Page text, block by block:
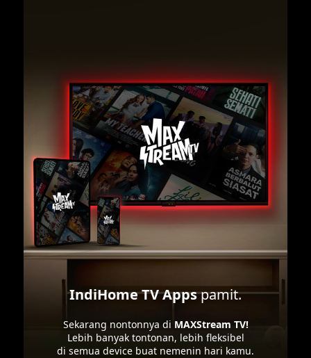
IndiHome TV Appspamit.
Sekarang nontonnya di MAXStream TV!
Lebih banyak tontonan, lebih fleksibel
di semua device buat nemenin hari kamu.